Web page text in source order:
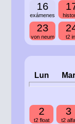
16
exámenes
23
von neum t2
Lun
Mar
2
t2 float
3
t2 alfa